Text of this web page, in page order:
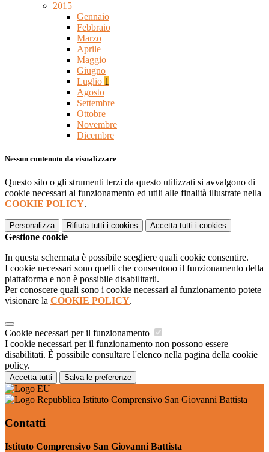
2015
Gennaio
Febbraio
Marzo
Aprile
Maggio
Giugno
Luglio 1
Agosto
Settembre
Ottobre
Novembre
Dicembre
Nessun contenuto da visualizzare
Questo sito o gli strumenti terzi da questo utilizzati si avvalgono di
cookie necessari al funzionamento ed utili alle finalità illustrate nella
COOKIE POLICY.
Personalizza Rifiuta tutti i cookies Accetta tutti i cookies
Gestione cookie
In questa schermata è possibile scegliere quali cookie consentire.
I cookie necessari sono quelli che consentono il funzionamento della
piattaforma e non è possibile disabilitarli.
Per conoscere quali sono i cookie necessari al funzionamento potete
visionare la COOKIE POLICY.
Cookie necessari per il funzionamento
I cookie necessari per il funzionamento non possono essere
disabilitati. È possibile consultare l'elenco nella pagina della cookie
policy.
Accetta tutti Salva le preferenze
Istituto Comprensivo San Giovanni Battista
Contatti
Istituto Comprensivo San Giovanni Battista